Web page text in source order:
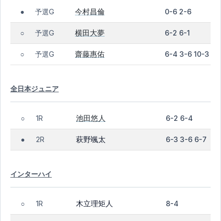
● 予選G 今村昌倫 0-6 2-6
○ 予選G 横田大夢 6-2 6-1
○ 予選G 齋藤惠佑 6-4 3-6 10-3
全日本ジュニア
○ 1R 池田悠人 6-2 6-4
● 2R 萩野颯太 6-3 3-6 6-7
インターハイ
○ 1R 木立理矩人 8-4